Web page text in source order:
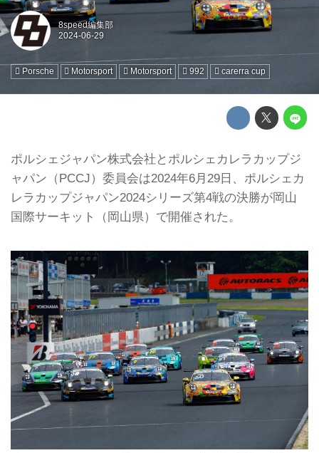
8speed編集部
Porsche Motorsport Motorsport 992 carerra cup
ポルシェジャパン株式会社とポルシェカレラカップジ
ャパン（PCCJ）委員会は2024年6⽉29⽇、ポルシェカ
レラカップジャパン2024シリーズ第4戦の決勝が岡山
国際サーキット（岡山県）で開催された。